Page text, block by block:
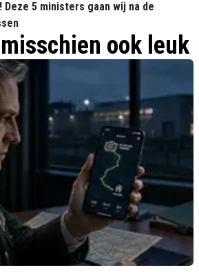
5 ministers gaan wij na de
ook leuk